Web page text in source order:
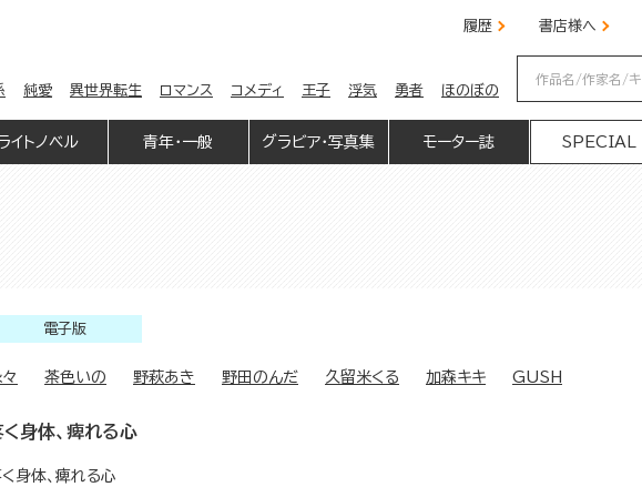
履歴 書店様へ
純愛 異世界転生 ロマンス コメディ 王子 浮気 勇者 ほのぼの
イトノベル 青年・一般 グラビア・写真集 モーター誌 SPECIAL
電子版
茶色いの 野萩あき 野田のんだ 久留米くる 加森キキ GUSH
く身体、痺れる心
身体、痺れる心